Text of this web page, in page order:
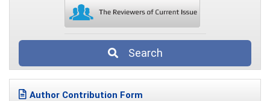
Search
Author Contribution Form